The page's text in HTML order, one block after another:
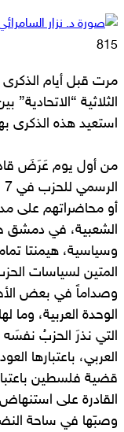
815
مرت قبل أيام
الثلاثية
استعيد هذه الذكرى
من أول يوم عَرَضَ
أو محاضراتهم على
الشعبية، في دمشق
وسياسية، هيمنتا
المتين لسياسات
وصداماً في بعض
الوحدة العربية، وما
التي نذرَ الحزبُ
العربي، باعتبارها
قضية فلسطين
القادرة على
وصبّها في ساحة